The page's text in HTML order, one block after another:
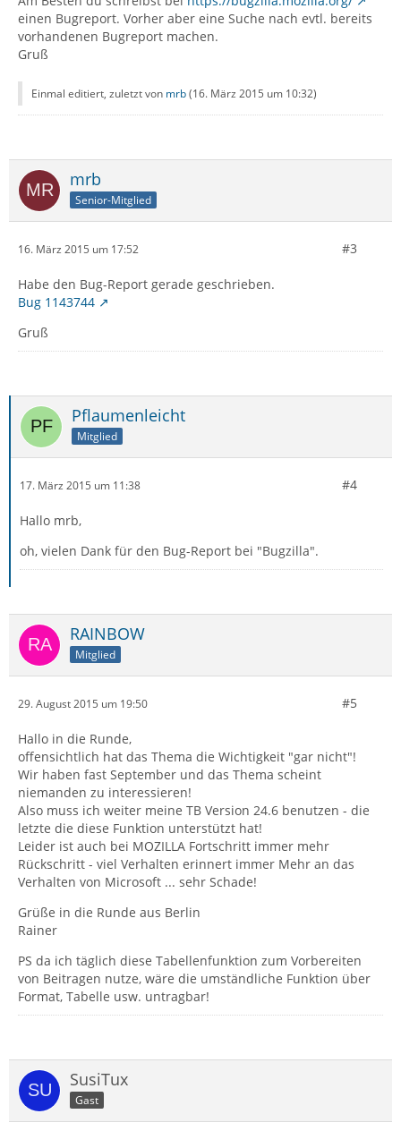
einen Bugreport. Vorher aber eine Suche nach evtl. bereits
vorhandenen Bugreport machen.
Gruß
Einmal editiert, zuletzt von mrb(16. März 2015 um 10:32)
mrb
Senior-Mitglied
16. März 2015 um 17:52 #3
Habe den Bug-Report gerade geschrieben.
Bug 1143744
Gruß
Pflaumenleicht
Mitglied
17. März 2015 um 11:38 #4
Hallo mrb,
oh, vielen Dank für den Bug-Report bei "Bugzilla".
RAINBOW
Mitglied
29. August 2015 um 19:50 #5
Hallo in die Runde,
offensichtlich hat das Thema die Wichtigkeit "gar nicht"!
Wir haben fast September und das Thema scheint
niemanden zu interessieren!
Also muss ich weiter meine TB Version 24.6 benutzen - die
letzte die diese Funktion unterstützt hat!
Leider ist auch bei MOZILLA Fortschritt immer mehr
Rückschritt - viel Verhalten erinnert immer Mehr an das
Verhalten von Microsoft ... sehr Schade!
Grüße in die Runde aus Berlin
Rainer
PS da ich täglich diese Tabellenfunktion zum Vorbereiten
von Beitragen nutze, wäre die umständliche Funktion über
Format, Tabelle usw. untragbar!
SusiTux
Gast